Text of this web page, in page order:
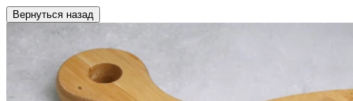
Вернуться назад